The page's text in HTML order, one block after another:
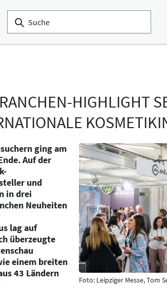
HIGHLIGHT
ging am
Auf der
und
in drei
Neuheiten
lag auf
überzeugte
einem breiten
43 Ländern
Foto: Leipziger Messe, Tom